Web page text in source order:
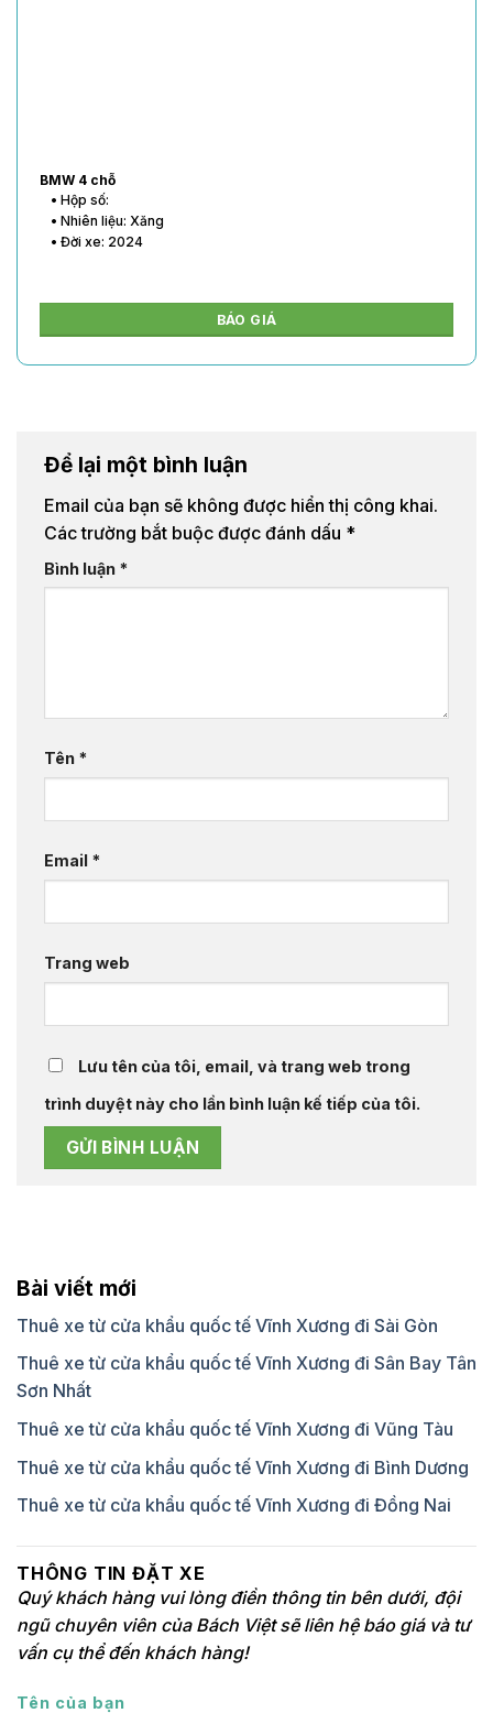
BMW 4 chỗ
• Hộp số:
• Nhiên liệu: Xăng
• Đời xe: 2024
BÁO GIÁ
Để lại một bình luận
Email của bạn sẽ không được hiển thị công khai.
Các trường bắt buộc được đánh dấu *
Bình luận *
Tên *
Email *
Trang web
Lưu tên của tôi, email, và trang web trong
trình duyệt này cho lần bình luận kế tiếp của tôi.
Bài viết mới
Thuê xe từ cửa khẩu quốc tế Vĩnh Xương đi Sài Gòn
Thuê xe từ cửa khẩu quốc tế Vĩnh Xương đi Sân Bay Tân
Sơn Nhất
Thuê xe từ cửa khẩu quốc tế Vĩnh Xương đi Vũng Tàu
Thuê xe từ cửa khẩu quốc tế Vĩnh Xương đi Bình Dương
Thuê xe từ cửa khẩu quốc tế Vĩnh Xương đi Đồng Nai
THÔNG TIN ĐẶT XE
Quý khách hàng vui lòng điền thông tin bên dưới, đội
ngũ chuyên viên của Bách Việt sẽ liên hệ báo giá và tư
vấn cụ thể đến khách hàng!
Tên của bạn